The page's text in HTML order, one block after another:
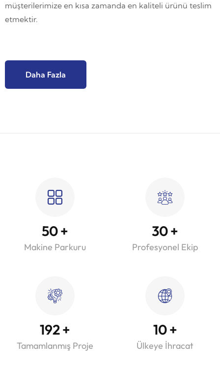
müşterilerimize en kısa zamanda en kaliteli ürünü teslim
etmektir.
Daha Fazla
50+
Makine Parkuru
30+
Profesyonel Ekip
192+
Tamamlanmış Proje
10+
Ülkeye İhracat